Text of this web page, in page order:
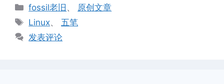
分
类
fossil老旧 、 原创文章
标
签
Linux、五笔
发表评论